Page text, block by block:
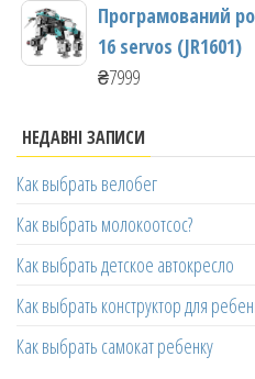
Програмований
16 servos (JR1601)
₴7999
НЕДАВНІ ЗАПИСИ
Как выбрать велобег
Как выбрать молокоотсос?
Как выбрать детское автокресло
Как выбрать конструктор для
Как выбрать самокат ребенку